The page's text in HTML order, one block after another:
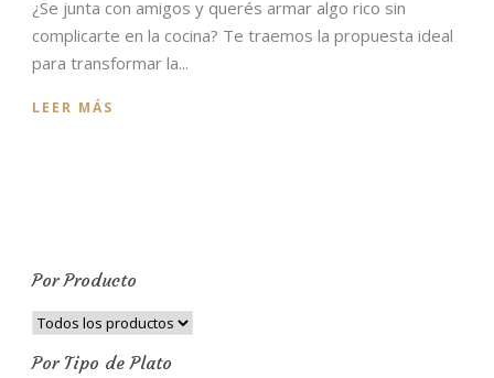
¿Se junta con amigos y querés armar algo rico sin
complicarte en la cocina? Te traemos la propuesta ideal
para transformar la...
LEER MÁS
Por Producto
Por Tipo de Plato